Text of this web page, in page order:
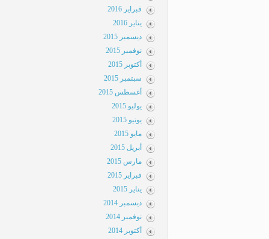
فبراير 2016
يناير 2016
ديسمبر 2015
نوفمبر 2015
أكتوبر 2015
سبتمبر 2015
أغسطس 2015
يوليو 2015
يونيو 2015
مايو 2015
أبريل 2015
مارس 2015
فبراير 2015
يناير 2015
ديسمبر 2014
نوفمبر 2014
أكتوبر 2014